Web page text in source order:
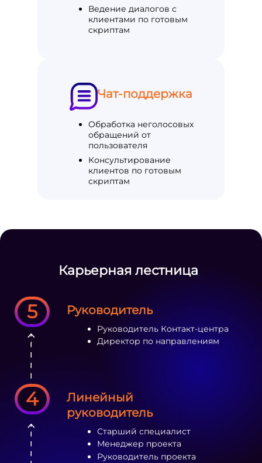
Ведение диалогов с
клиентами по готовым
скриптам
Чат-поддержка
Обработка неголосовых
обращений от
пользователя
Консультирование
клиентов по готовым
скриптам
Карьерная лестница
4
5
Линейный
руководитель
Старший специалист
Менеджер проекта
Руководитель проекта
Руководитель
Руководитель Контакт-центра
Директор по направлениям